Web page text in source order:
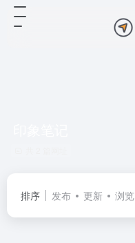
排序 发布 更新 浏览